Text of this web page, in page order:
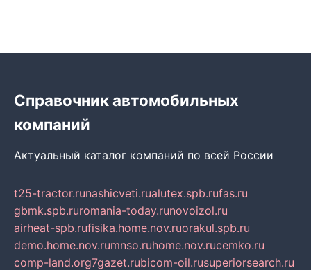
Справочник автомобильных
компаний
Актуальный каталог компаний по всей России
t25-tractor.runashicveti.rualutex.spb.rufas.ru
gbmk.spb.ruromania-today.runovoizol.ru
airheat-spb.rufisika.home.nov.ruorakul.spb.ru
demo.home.nov.rumnso.ruhome.nov.rucemko.ru
comp-land.org7gazet.rubicom-oil.rusuperiorsearch.ru